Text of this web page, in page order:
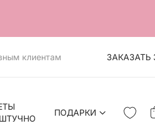
клиентам ЗАКАЗАТЬ
ПОДАРКИ